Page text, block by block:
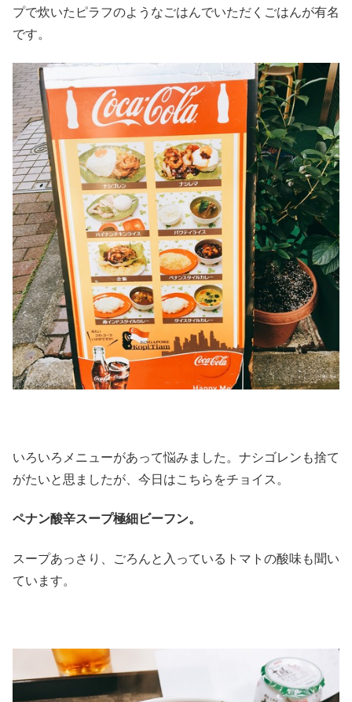
プで炊いたピラフのようなごはんでいただくごはんが有名
です。
いろいろメニューがあって悩みました。ナシゴレンも捨て
がたいと思ましたが、今日はこちらをチョイス。
ペナン酸辛スープ極細ビーフン。
スープあっさり、ごろんと入っているトマトの酸味も聞い
ています。